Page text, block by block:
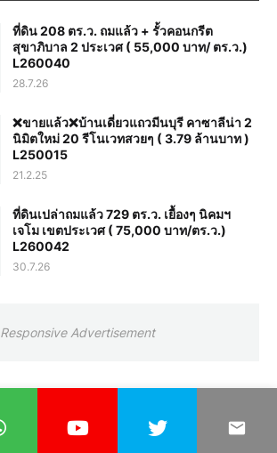
ที่ดิน 208 ตร.ว. ถมแล้ว + รั้วคอนกรีต
สุขาภิบาล 2 ประเวศ ( 55,000 บาท/ ตร.ว.)
L260040
28.7.26
❌️ขายแล้ว❌️บ้านเดี่ยวแถวมีนบุรี คาซาลีน่า 2
นิมิตใหม่ 20 รีโนเวทสวยๆ ( 3.79 ล้านบาท )
L250015
21.2.25
ที่ดินเปล่าถมแล้ว 729 ตร.ว. เยื้องๆ นิคมฯ
เจโม เขตประเวศ ( 75,000 บาท/ตร.ว.)
L260042
30.7.26
Responsive Advertisement